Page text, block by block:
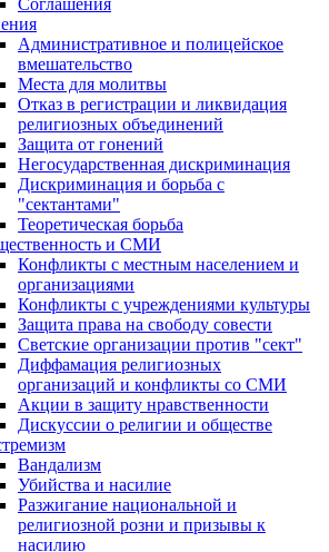
Соглашения
Административное и полицейское
вмешательство
Места для молитвы
Отказ в регистрации и ликвидация
религиозных объединений
Защита от гонений
Негосударственная дискриминация
Дискриминация и борьба с
"сектантами"
Теоретическая борьба
и СМИ
Конфликты с местным населением и
организациями
Конфликты с учреждениями культуры
Защита права на свободу совести
Светские организации против "сект"
Диффамация религиозных
организаций и конфликты со СМИ
Акции в защиту нравственности
Дискуссии о религии и обществе
Вандализм
Убийства и насилие
Разжигание национальной и
религиозной розни и призывы к
насилию